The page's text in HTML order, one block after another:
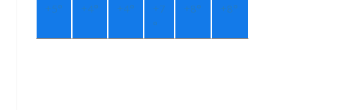
+5° +4° +4° +7
°
+8° +8°